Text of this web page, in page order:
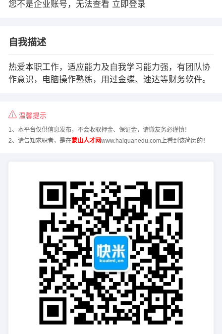
您不是企业账号，无法查看 立即登录
自我描述
热爱本职工作，适应能力及自我学习能力强，有团队协
作意识，电脑操作熟练，用过金蝶、速达等财务软件。
温馨提示
1、本平台仅供信息发布，不会收取押金、保证金，请微友务必谨慎！
2、请告知求职者，是在蒙山人才网www.haiquanedu.com上看到该简历的！